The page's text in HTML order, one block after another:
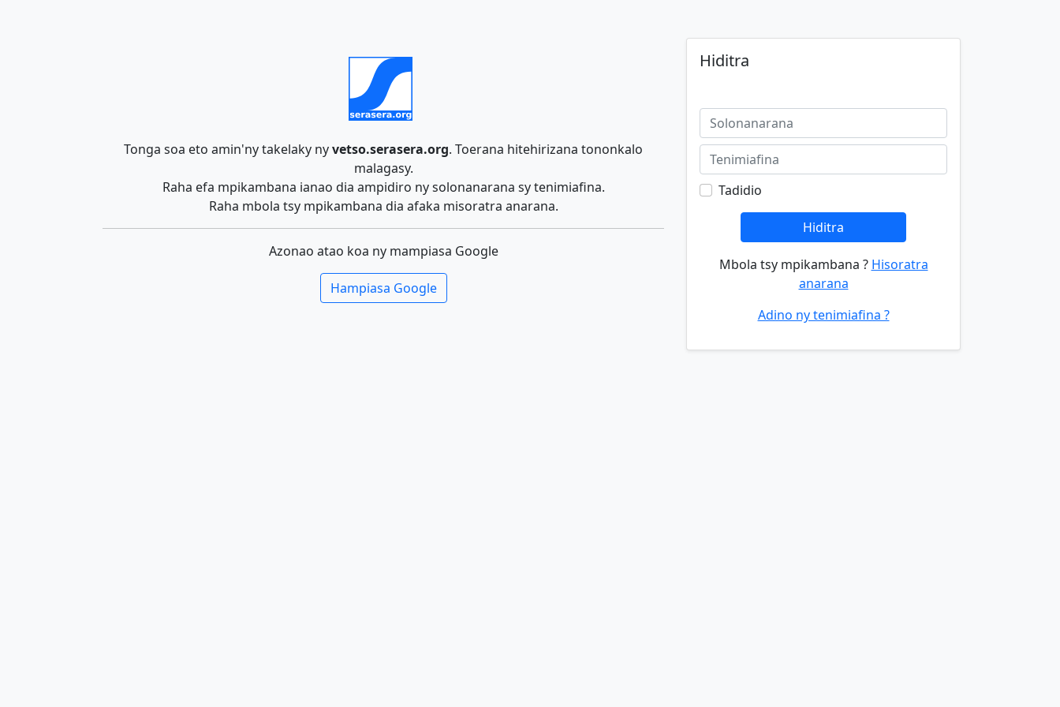
Tonga soa eto amin'ny takelaky nyvetso.serasera.org. Toerana hitehirizana tononkalo
malagasy.
Raha efa mpikambana ianao dia ampidiro ny solonanarana sy tenimiafina.
Raha mbola tsy mpikambana dia afaka misoratra anarana.
Azonao atao koa ny mampiasa Google
Hampiasa Google
Hiditra
Tadidio
Hiditra
Mbola tsy mpikambana ? Hisoratra
anarana
Adino ny tenimiafina ?